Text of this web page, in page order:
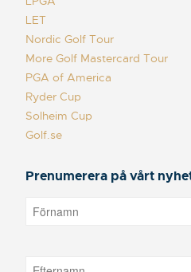
LET
Nordic Golf Tour
More Golf Mastercard Tour
PGA of America
Ryder Cup
Solheim Cup
Golf.se
Prenumerera på vårt